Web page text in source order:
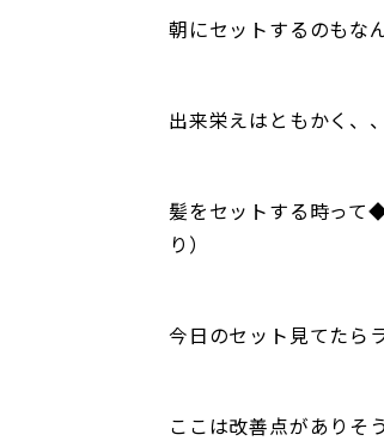
朝にセットするのもな
出来栄えはともかく、、
髪をセットする時っ
り）
今日のセット見てたら
ここは改善点がありそ